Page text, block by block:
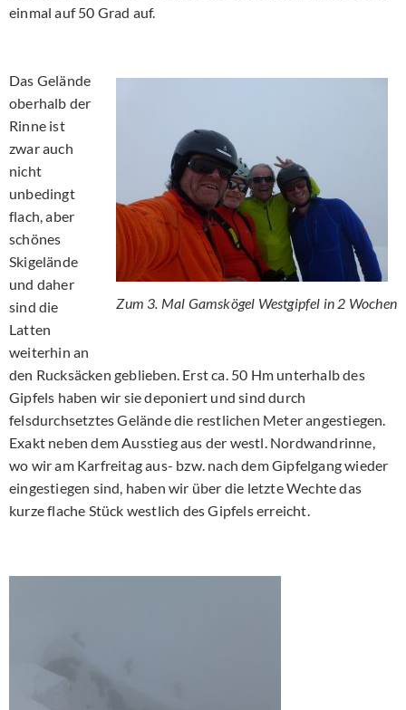
einmal auf 50 Grad auf.
Zum 3. Mal Gamskögel Westgipfel in 2 Wochen
Das Gelände
oberhalb der
Rinne ist
zwar auch
nicht
unbedingt
flach, aber
schönes
Skigelände
und daher
sind die
Latten
weiterhin an
den Rucksäcken geblieben. Erst ca. 50 Hm unterhalb des
Gipfels haben wir sie deponiert und sind durch
felsdurchsetztes Gelände die restlichen Meter angestiegen.
Exakt neben dem Ausstieg aus der westl. Nordwandrinne,
wo wir am Karfreitag aus- bzw. nach dem Gipfelgang wieder
eingestiegen sind, haben wir über die letzte Wechte das
kurze flache Stück westlich des Gipfels erreicht.